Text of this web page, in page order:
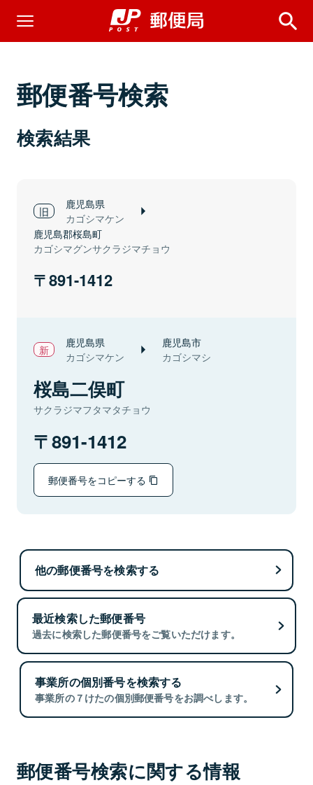
郵便番号検索
検索結果
鹿児島県
カゴシマケン
鹿児島郡桜島町
カゴシマグンサクラジマチョウ
891-1412
鹿児島県
カゴシマケン
鹿児島市
カゴシマシ
桜島二俣町
サクラジマフタマタチョウ
891-1412
郵便番号をコピーする
他の郵便番号を検索する
最近検索した郵便番号
過去に検索した郵便番号をご覧いただけます。
事業所の個別番号を検索する
事業所の７けたの個別郵便番号をお調べします。
郵便番号検索に関する情報